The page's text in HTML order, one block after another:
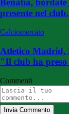
Benatia,
presente nel
Calciomercato
Atletico Madrid,
"Il club ha preso
Commenti
Invia Commento